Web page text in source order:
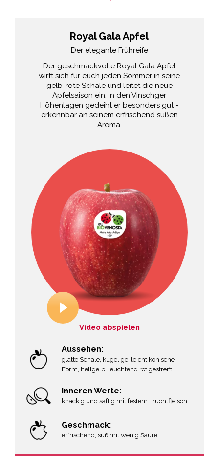
Royal Gala Apfel
Der elegante Frühreife
Der geschmackvolle Royal Gala Apfel
wirft sich für euch jeden Sommer in seine
gelb-rote Schale und leitet die neue
Apfelsaison ein. In den Vinschger
Höhenlagen gedeiht er besonders gut -
erkennbar an seinem erfrischend süßen
Aroma.
Video abspielen
Aussehen:
glatte Schale, kugelige, leicht konische
Form, hellgelb, leuchtend rot gestreift
Inneren Werte:
knackig und saftig mit festem Fruchtfleisch
Geschmack:
erfrischend, süß mit wenig Säure